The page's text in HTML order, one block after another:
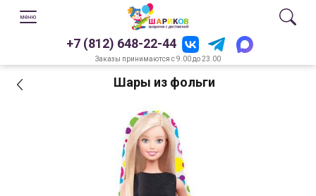
+7 (812) 648-22-44
Заказы принимаются с 9.00 до 23.00
Шары из фольги